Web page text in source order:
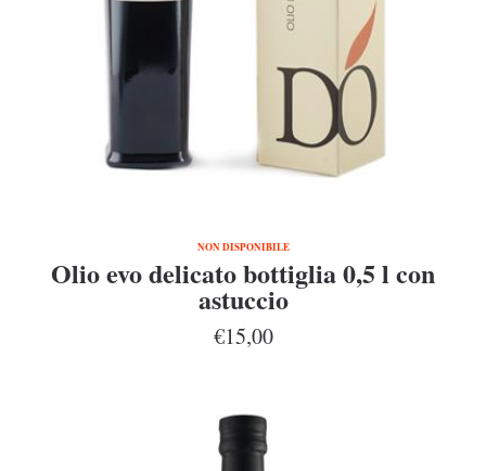
NON DISPONIBILE
Olio evo delicato bottiglia 0,5 l con
astuccio
€15,00